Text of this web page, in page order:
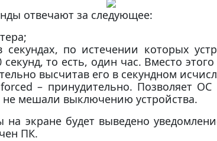
отвечают за следующее:
по истечении которых
секунд, то есть, один час. Вместо
высчитав его в секундном
– принудительно. Позволяет
мешали выключению устройства.
экране будет выведено
ПК.